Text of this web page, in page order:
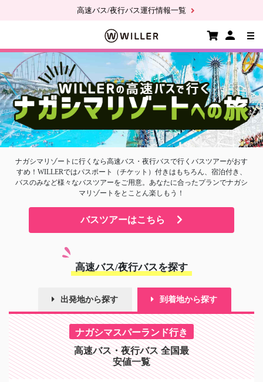
高速バス/夜行バス運行情報一覧
ナガシマリゾートに行くなら高速バス・夜行バスで行くバスツアーがおす
すめ！ WILLERではパスポート（チケット）付きはもちろん、宿泊付き、
バスのみなど様々なバスツアーをご用意。 あなたに合ったプランでナガシ
マリゾートをとことん楽しもう！
バスツアーはこちら
高速バス/夜行バスを探す
出発地から探す 到着地から探す
ナガシマスパーランド行き
高速バス・夜行バス 全国最
安値一覧